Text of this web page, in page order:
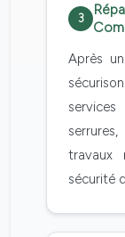
3
Après
travaux
sécurité